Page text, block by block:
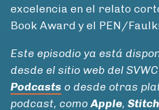
excelencia en el relato
Book Award y el PEN/
Este episodio ya está
desde el sitio web del
Podcasts o desde otras
podcast, comoApple,